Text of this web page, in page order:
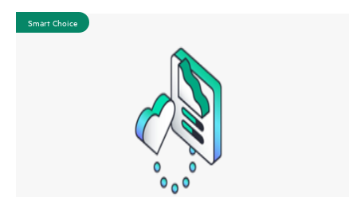
Smart Choice